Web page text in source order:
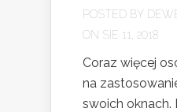
POSTED BY
ON SIE 11, 2018
Coraz więcej
na
swoich oknach.